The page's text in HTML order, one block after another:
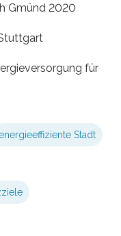
Gmünd 2020
für
Stadt